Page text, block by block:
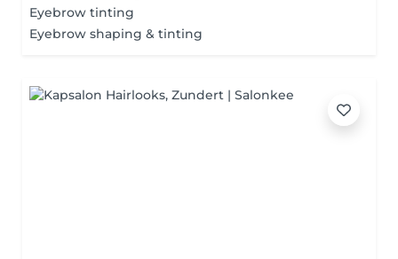
Eyebrow tinting
Eyebrow shaping & tinting